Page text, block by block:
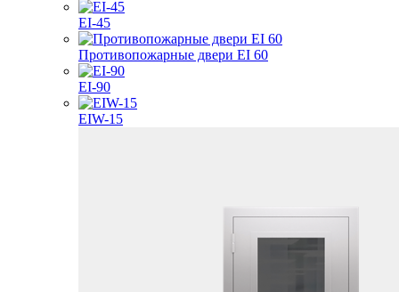
EI-45
Противопожарные двери EI 60
EI-90
EIW-15